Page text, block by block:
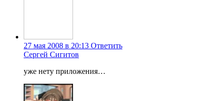
27 мая 2008 в 20:13 Ответить
Сергей Сигитов
уже нету приложения…